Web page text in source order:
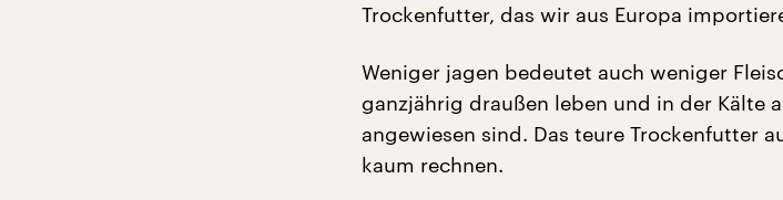
Trockenfutter, das wir aus Europa
Weniger jagen bedeutet auch weniger
ganzjährig draußen leben und in der Kälte
angewiesen sind. Das teure Trockenfutter
kaum rechnen.